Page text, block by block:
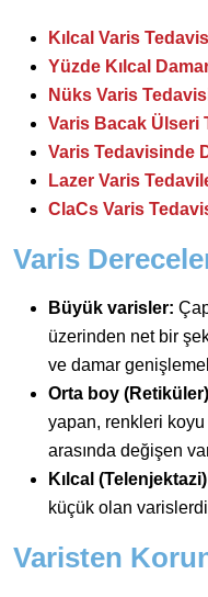
Kılcal Varis
Yüzde Kılcal
Nüks Varis
Varis Bacak Ülseri
Varis Tedavisinde
Lazer Varis
ClaCs Varis
Varis
Büyük varisler:
üzerinden net bir
ve damar
Orta boy
yapan, renkleri
arasında değişen
Kılcal
küçük olan
Varisten